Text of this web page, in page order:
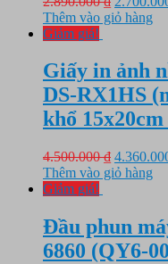
gốc
Thêm vào giỏ hàng
Giảm giá!
Giấy in ảnh
DS-RX1HS
khổ
4.500.000₫ Giá
gốc
Thêm vào giỏ hàng
Giảm giá!
Đầu phun
6860 (QY6-